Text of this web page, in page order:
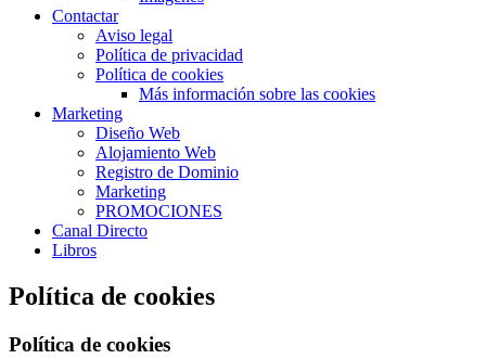
Contactar
Aviso legal
Política de privacidad
Política de cookies
Más información sobre las cookies
Marketing
Diseño Web
Alojamiento Web
Registro de Dominio
Marketing
PROMOCIONES
Canal Directo
Libros
Política de cookies
Política de cookies